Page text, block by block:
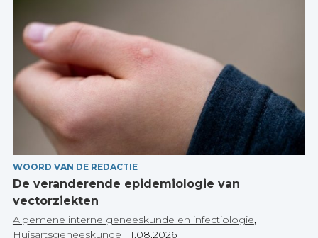
WOORD VAN DE REDACTIE
De veranderende epidemiologie van
vectorziekten
Algemene interne geneeskunde en infectiologie,
Huisartsgeneeskunde |1.08.2026